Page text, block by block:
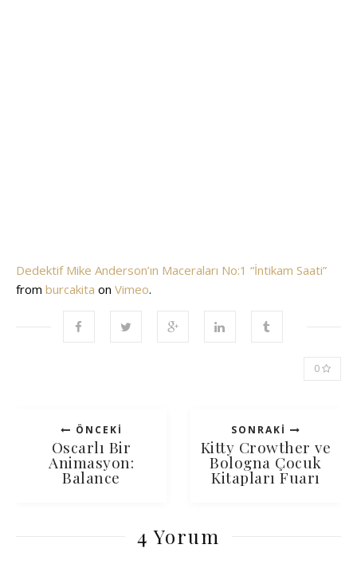
Dedektif Mike Anderson’ın Maceraları No:1 “İntikam Saati”
from burcakita on Vimeo.
0
ÖNCEKI
Oscarlı Bir
Animasyon:
Balance
SONRAKI
Kitty Crowther ve
Bologna Çocuk
Kitapları Fuarı
4 Yorum